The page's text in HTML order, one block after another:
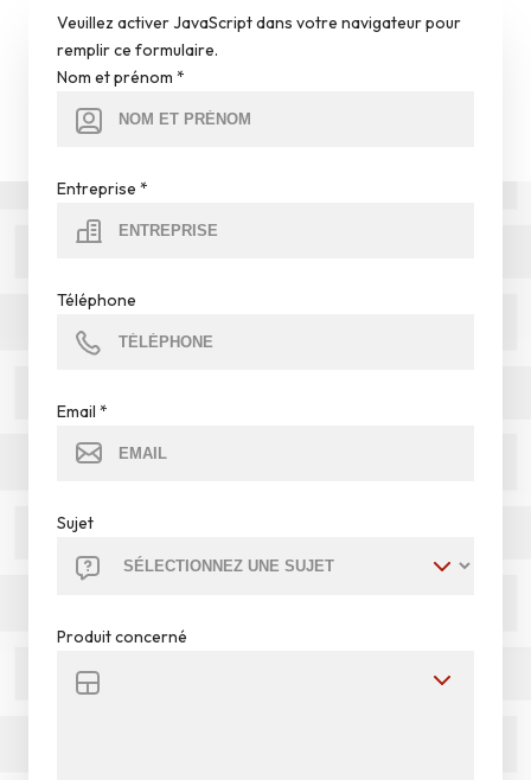
Veuillez activer JavaScript dans votre navigateur pour
remplir ce formulaire.
Nom et prénom *
Entreprise *
Téléphone
Email *
Sujet
Produit concerné